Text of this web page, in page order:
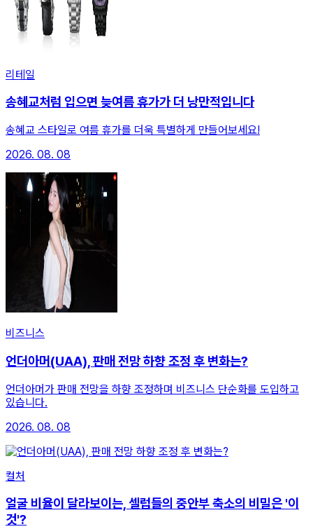
리테일
송혜교처럼 입으면 늦여름 휴가가 더 낭만적입니다
송혜교 스타일로 여름 휴가를 더욱 특별하게 만들어보세요!
2026. 08. 08
비즈니스
언더아머(UAA), 판매 전망 하향 조정 후 변화는?
언더아머가 판매 전망을 하향 조정하며 비즈니스 단순화를 도입하고
있습니다.
2026. 08. 08
컬처
얼굴 비율이 달라보이는, 셀럽들의 중안부 축소의 비밀은 '이
것'?